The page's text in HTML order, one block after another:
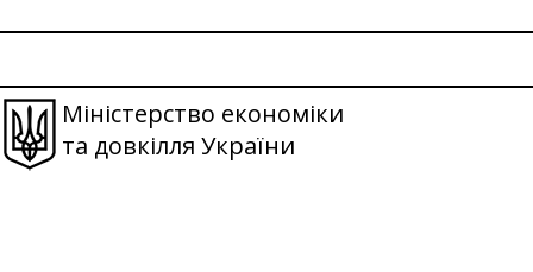
Міністерство економіки
та довкілля України